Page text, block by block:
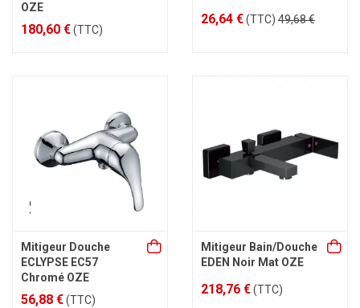
OZE
180,60 €(TTC)
26,64 €(TTC) 49,68 €
Mitigeur Douche
ECLYPSE EC57
Chromé OZE
56,88 €(TTC)
Mitigeur Bain/Douche
EDEN Noir Mat OZE
218,76 €(TTC)